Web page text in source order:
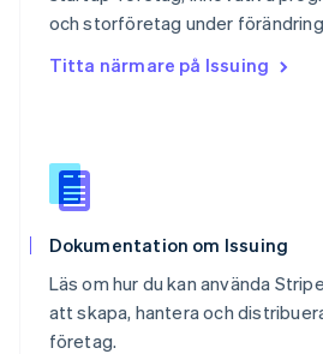
och storföretag under
Titta närmare på Issuing
Dokumentation om Issuing
Läs om hur du kan använda
att skapa, hantera och
företag.
Singapore
Slovakien
Spanien
Español
English
Svenska English
Thailand
ไทยEnglish